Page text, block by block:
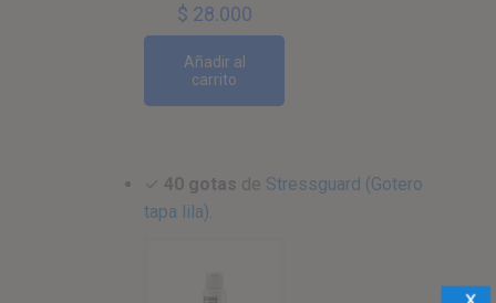
$ 28.000
Añadir al
carrito
✓ 40 gotas de Stressguard (Gotero
tapa lila)